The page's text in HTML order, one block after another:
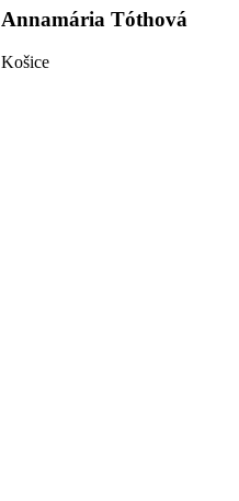
Annamária Tóthová
Košice